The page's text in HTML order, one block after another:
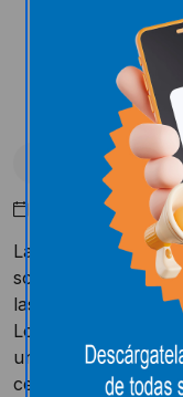
Uncategorized
Mayo 10, 2016
La ganadora del
sorteamos el
las llaves de su
Los centros
un coche en cada
celebrar el